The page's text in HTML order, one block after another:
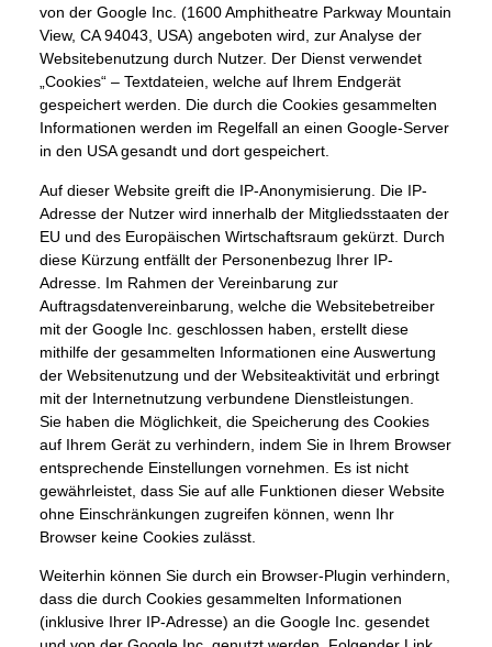
von der Google Inc. (1600 Amphitheatre Parkway Mountain
View, CA 94043, USA) angeboten wird, zur Analyse der
Websitebenutzung durch Nutzer. Der Dienst verwendet
„Cookies“ – Textdateien, welche auf Ihrem Endgerät
gespeichert werden. Die durch die Cookies gesammelten
Informationen werden im Regelfall an einen Google-Server
in den USA gesandt und dort gespeichert.
Auf dieser Website greift die IP-Anonymisierung. Die IP-
Adresse der Nutzer wird innerhalb der Mitgliedsstaaten der
EU und des Europäischen Wirtschaftsraum gekürzt. Durch
diese Kürzung entfällt der Personenbezug Ihrer IP-
Adresse. Im Rahmen der Vereinbarung zur
Auftragsdatenvereinbarung, welche die Websitebetreiber
mit der Google Inc. geschlossen haben, erstellt diese
mithilfe der gesammelten Informationen eine Auswertung
der Websitenutzung und der Websiteaktivität und erbringt
mit der Internetnutzung verbundene Dienstleistungen.
Sie haben die Möglichkeit, die Speicherung des Cookies
auf Ihrem Gerät zu verhindern, indem Sie in Ihrem Browser
entsprechende Einstellungen vornehmen. Es ist nicht
gewährleistet, dass Sie auf alle Funktionen dieser Website
ohne Einschränkungen zugreifen können, wenn Ihr
Browser keine Cookies zulässt.
Weiterhin können Sie durch ein Browser-Plugin verhindern,
dass die durch Cookies gesammelten Informationen
(inklusive Ihrer IP-Adresse) an die Google Inc. gesendet